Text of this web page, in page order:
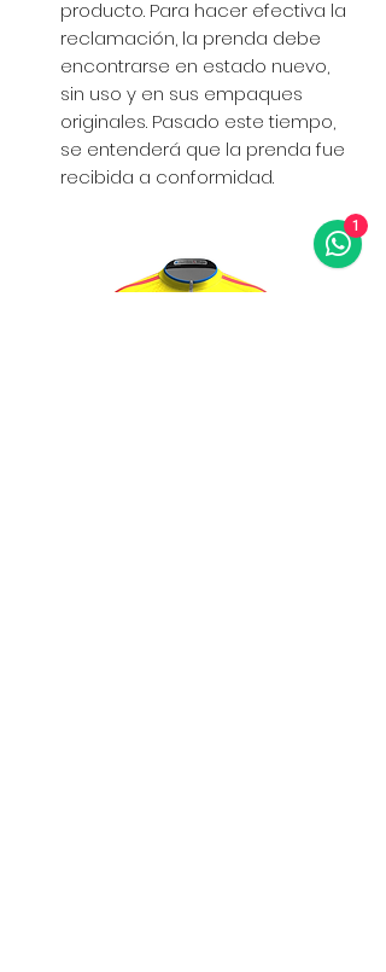
producto. Para hacer efectiva la
reclamación, la prenda debe
encontrarse en estado nuevo,
sin uso y en sus empaques
originales. Pasado este tiempo,
se entenderá que la prenda fue
recibida a conformidad.
1